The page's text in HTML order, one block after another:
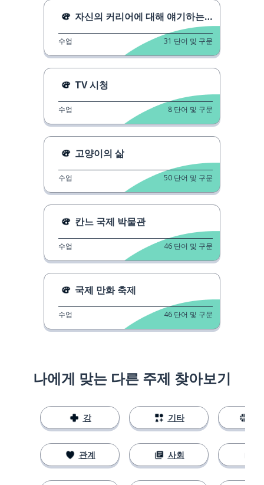
자신의 커리어에 대해 얘기하는 청소년들
수업 31 단어 및 구문
TV 시청
수업 8 단어 및 구문
고양이의 삶
수업 50 단어 및 구문
칸느 국제 박물관
수업 46 단어 및 구문
국제 만화 축제
수업 46 단어 및 구문
나에게 맞는 다른 주제 찾아보기
강
관계
기타
사회